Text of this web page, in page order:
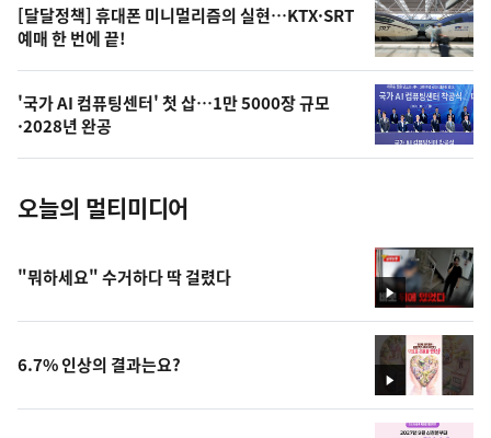
오
늘
의
사
진
[달달정책] 휴대폰 미니멀리즘의 실현…KTX·SRT
예매 한 번에 끝!
'국가 AI 컴퓨팅센터' 첫 삽…1만 5000장 규모
·2028년 완공
오늘의 멀티미디어
영
상
"뭐하세요" 수거하다 딱 걸렸다
영
상
6.7% 인상의 결과는요?